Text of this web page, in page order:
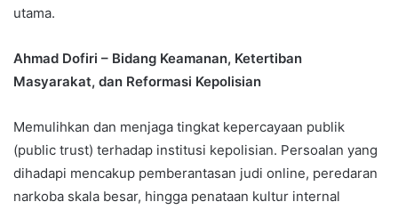
utama.
Ahmad Dofiri – Bidang Keamanan, Ketertiban
Masyarakat, dan Reformasi Kepolisian
Memulihkan dan menjaga tingkat kepercayaan publik
(public trust) terhadap institusi kepolisian. Persoalan yang
dihadapi mencakup pemberantasan judi online, peredaran
narkoba skala besar, hingga penataan kultur internal